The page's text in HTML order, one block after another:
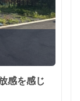
感を感じ